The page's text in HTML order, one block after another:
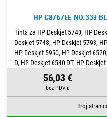
HP C8767EE NO.339
Tinta za HP Deskjet 5740, HP
Deskjet 5748, HP Deskjet 5793,
HP Deskjet 5950, HP Deskjet
D, HP Deskjet 6540 DT, HP
56,03 €
Broj